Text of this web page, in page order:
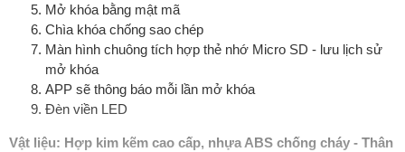
Mở khóa bằng mật mã
Chìa khóa chống sao chép
Màn hình chuông tích hợp thẻ nhớ Micro SD - lưu lịch sử
mở khóa
APP sẽ thông báo mỗi lần mở khóa
Đèn viền LED
Vật liệu: Hợp kim kẽm cao cấp, nhựa ABS chống cháy - Thân